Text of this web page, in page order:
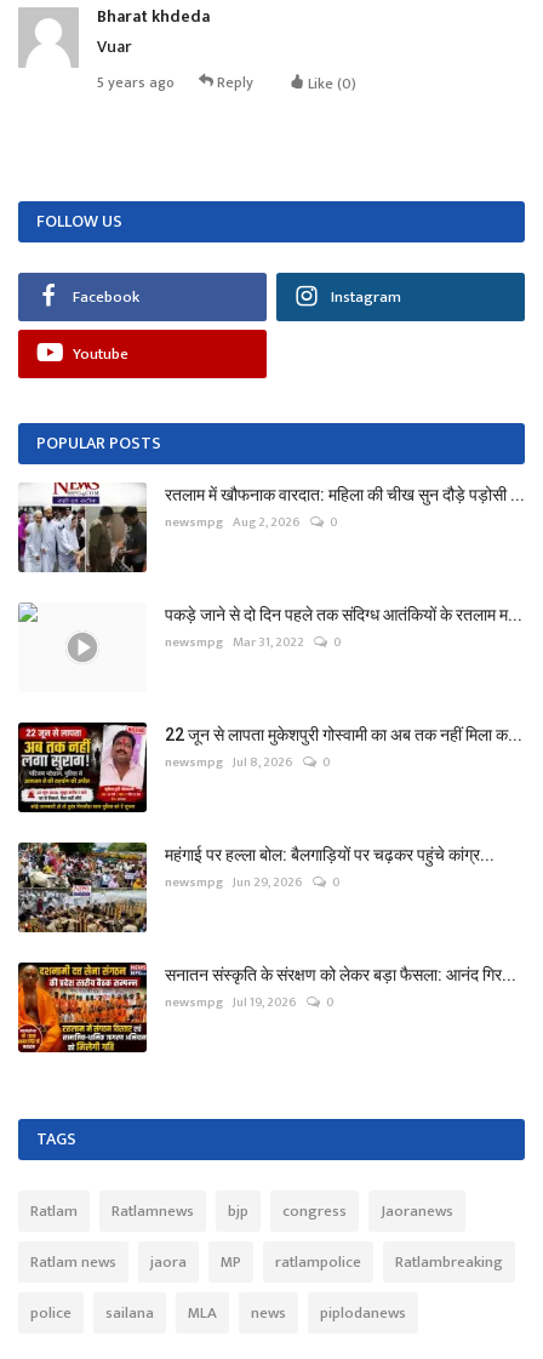
Bharat khdeda
Vuar
5 years ago Reply Like (0)
FOLLOW US
Facebook Instagram
Youtube
POPULAR POSTS
रतलाम में खौफनाक वारदात: महिला की चीख सुन दौड़े पड़ोसी ...
newsmpg Aug 2, 2026 0
पकड़े जाने से दो दिन पहले तक संदिग्ध आतंकियों के रतलाम म...
newsmpg Mar 31, 2022 0
22 जून से लापता मुकेशपुरी गोस्वामी का अब तक नहीं मिला क...
newsmpg Jul 8, 2026 0
महंगाई पर हल्ला बोल: बैलगाड़ियों पर चढ़कर पहुंचे कांग्र...
newsmpg Jun 29, 2026 0
सनातन संस्कृति के संरक्षण को लेकर बड़ा फैसला: आनंद गिर...
newsmpg Jul 19, 2026 0
TAGS
Ratlam Ratlamnews bjp congress
Jaoranews
Ratlam news
jaora MP ratlampolice
Ratlambreaking
police
sailana MLA news piplodanews